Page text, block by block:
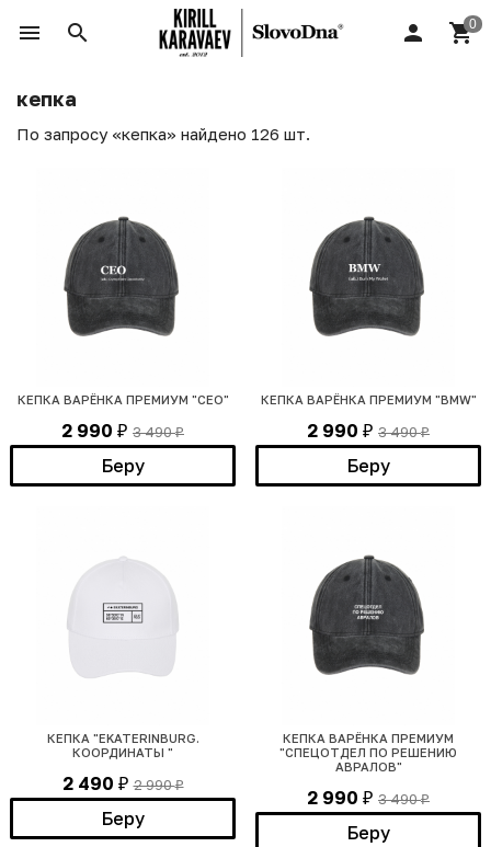
кепка
По запросу «кепка» найдено 126 шт.
КЕПКА ВАРЁНКА ПРЕМИУМ "СЕО"
2 990 ₽ 3 490₽
Беру
КЕПКА ВАРЁНКА ПРЕМИУМ "BMW"
2 990 ₽ 3 490₽
Беру
КЕПКА "EKATERINBURG.
КООРДИНАТЫ "
2 490 ₽ 2 990₽
Беру
КЕПКА ВАРЁНКА ПРЕМИУМ
"СПЕЦОТДЕЛ ПО РЕШЕНИЮ
АВРАЛОВ"
2 990 ₽ 3 490₽
Беру